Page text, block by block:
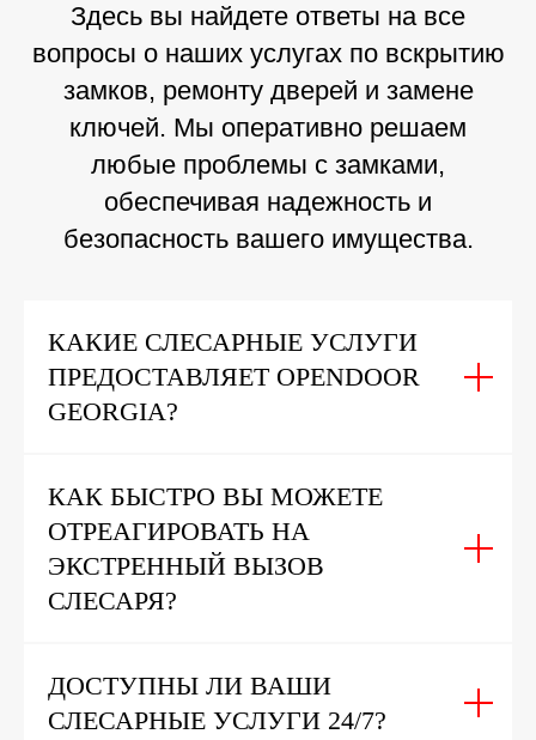
Здесь вы найдете ответы на все
вопросы о наших услугах по вскрытию
замков, ремонту дверей и замене
ключей. Мы оперативно решаем
любые проблемы с замками,
обеспечивая надежность и
безопасность вашего имущества.
КАКИЕ СЛЕСАРНЫЕ УСЛУГИ
ПРЕДОСТАВЛЯЕТ OPENDOOR
GEORGIA?
КАК БЫСТРО ВЫ МОЖЕТЕ
ОТРЕАГИРОВАТЬ НА
ЭКСТРЕННЫЙ ВЫЗОВ
СЛЕСАРЯ?
ДОСТУПНЫ ЛИ ВАШИ
СЛЕСАРНЫЕ УСЛУГИ 24/7?